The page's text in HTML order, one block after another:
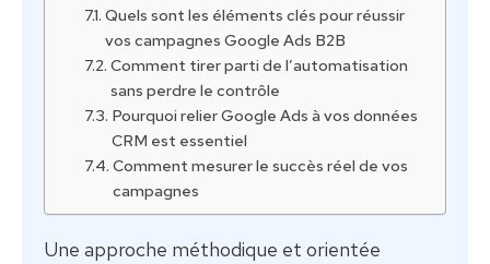
Quels sont les éléments clés pour réussir
vos campagnes Google Ads B2B
Comment tirer parti de l’automatisation
sans perdre le contrôle
Pourquoi relier Google Ads à vos données
CRM est essentiel
Comment mesurer le succès réel de vos
campagnes
Une approche méthodique et orientée